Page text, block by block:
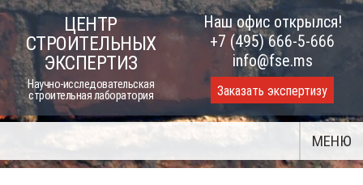
Skip
to
content
ЦЕНТР
СТРОИТЕЛЬНЫХ
ЭКСПЕРТИЗ
Научно-исследовательская
строительная лаборатория
Наш офис открылся!
+7 (495) 666-5-666
info@fse.ms
Заказать экспертизу
МЕНЮ